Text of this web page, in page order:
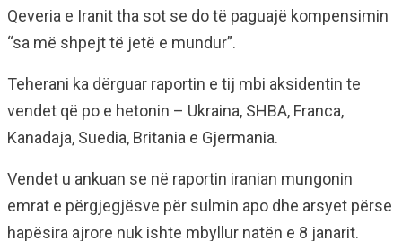
Qeveria e Iranit tha sot se do të paguajë kompensimin
“sa më shpejt të jetë e mundur”.
Teherani ka dërguar raportin e tij mbi aksidentin te
vendet që po e hetonin – Ukraina, SHBA, Franca,
Kanadaja, Suedia, Britania e Gjermania.
Vendet u ankuan se në raportin iranian mungonin
emrat e përgjegjësve për sulmin apo dhe arsyet përse
hapësira ajrore nuk ishte mbyllur natën e 8 janarit.